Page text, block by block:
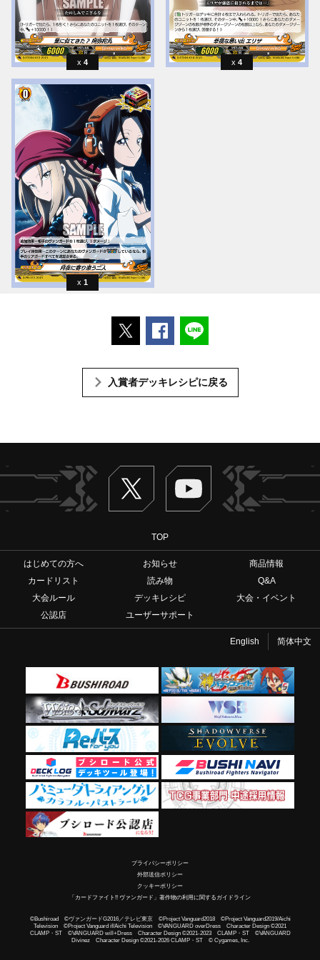
4 4
1
ポストするFacebookでシェアする
入賞者デッキレシピに戻る
Twitter ヴァンガードch
TOP
はじめての方へ お知らせ
商品情報
カードリスト
読み物
Q&A
大会ルール
デッキレシピ
大会・イベント
公認店
ユーザーサポート
English 简体中文
プライバシーポリシー
外部送信ポリシー
クッキーポリシー
「カードファイト!! ヴァンガード」著作物の利用に関するガイドライン
©Bushiroad ©ヴァンガードG2016／テレビ東京 ©Project Vanguard2018 ©Project Vanguard2019/Aichi
Television ©Project Vanguard if/Aichi Television ©VANGUARD overDress Character Design ©2021
CLAMP・ST ©VANGUARD will+Dress Character Design ©2021-2023 CLAMP・ST ©VANGUARD
Divinez Character Design ©2021-2026 CLAMP・ST © Cygames, Inc.